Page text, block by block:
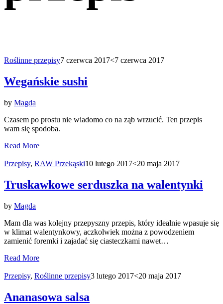
Roślinne przepisy7 czerwca 2017<7 czerwca 2017
Wegańskie sushi
by Magda
Czasem po prostu nie wiadomo co na ząb wrzucić. Ten przepis
wam się spodoba.
Read More
Przepisy, RAW Przekąski10 lutego 2017<20 maja 2017
Truskawkowe serduszka na walentynki
by Magda
Mam dla was kolejny przepyszny przepis, który idealnie wpasuje się
w klimat walentynkowy, aczkolwiek można z powodzeniem
zamienić foremki i zajadać się ciasteczkami nawet…
Read More
Przepisy, Roślinne przepisy3 lutego 2017<20 maja 2017
Ananasowa salsa